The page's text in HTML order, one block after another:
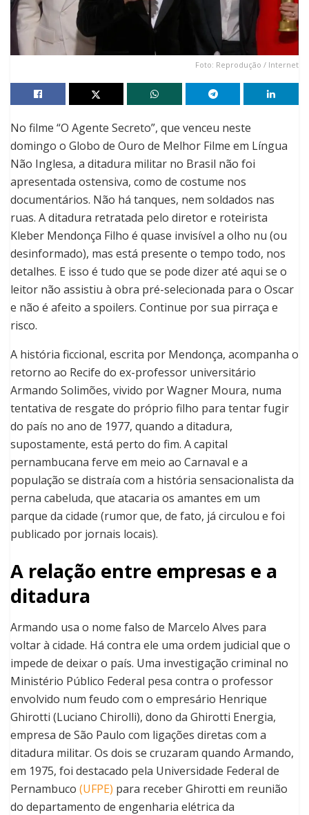
Foto: Reprodução / Internet
No filme “O Agente Secreto”, que venceu neste
domingo o Globo de Ouro de Melhor Filme em Língua
Não Inglesa, a ditadura militar no Brasil não foi
apresentada ostensiva, como de costume nos
documentários. Não há tanques, nem soldados nas
ruas. A ditadura retratada pelo diretor e roteirista
Kleber Mendonça Filho é quase invisível a olho nu (ou
desinformado), mas está presente o tempo todo, nos
detalhes. E isso é tudo que se pode dizer até aqui se o
leitor não assistiu à obra pré-selecionada para o Oscar
e não é afeito a spoilers. Continue por sua pirraça e
risco.
A história ficcional, escrita por Mendonça, acompanha o
retorno ao Recife do ex-professor universitário
Armando Solimões, vivido por Wagner Moura, numa
tentativa de resgate do próprio filho para tentar fugir
do país no ano de 1977, quando a ditadura,
supostamente, está perto do fim. A capital
pernambucana ferve em meio ao Carnaval e a
população se distraía com a história sensacionalista da
perna cabeluda, que atacaria os amantes em um
parque da cidade (rumor que, de fato, já circulou e foi
publicado por jornais locais).
A relação entre empresas e a
ditadura
Armando usa o nome falso de Marcelo Alves para
voltar à cidade. Há contra ele uma ordem judicial que o
impede de deixar o país. Uma investigação criminal no
Ministério Público Federal pesa contra o professor
envolvido num feudo com o empresário Henrique
Ghirotti (Luciano Chirolli), dono da Ghirotti Energia,
empresa de São Paulo com ligações diretas com a
ditadura militar. Os dois se cruzaram quando Armando,
em 1975, foi destacado pela Universidade Federal de
Pernambuco (UFPE) para receber Ghirotti em reunião
do departamento de engenharia elétrica da